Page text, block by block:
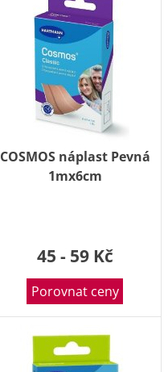
COSMOS náplast Pevná
1mx6cm
45 - 59 Kč
Porovnat ceny